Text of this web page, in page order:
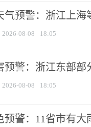
气预警：浙江上海
2026-08-08 18:05
预警：浙江东部
2026-08-08 18:05
预警：11省市有